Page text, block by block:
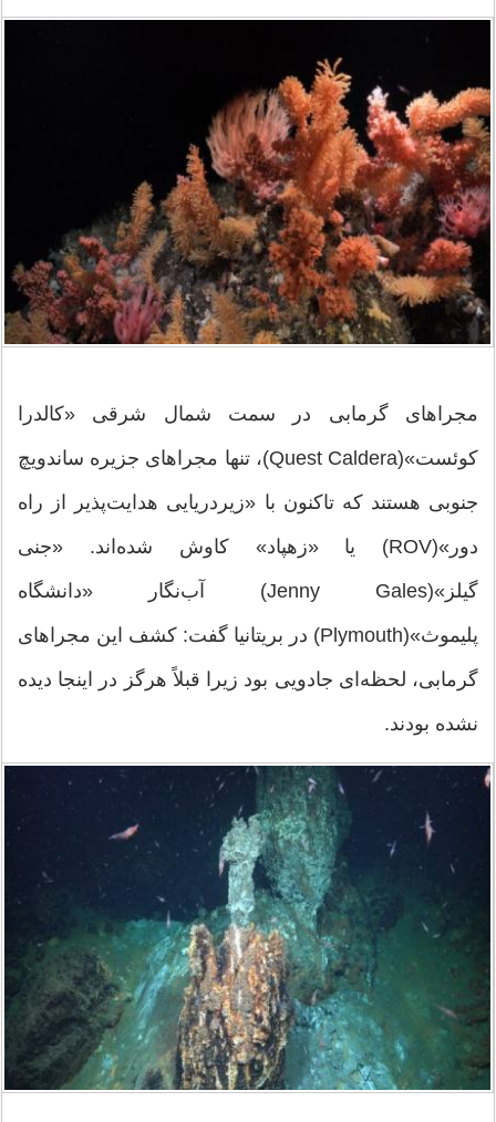
مجراهای گرمابی در سمت شمال شرقی «کالدرا
کوئست»(Quest Caldera)، تنها مجراهای جزیره ساندویچ
جنوبی هستند که تاکنون با «زیردریایی هدایت‌پذیر از راه
دور»(ROV) یا «زهپاد» کاوش شده‌اند. «جنی
گیلز»(Jenny Gales) آب‌نگار «دانشگاه
پلیموث»(Plymouth) در بریتانیا گفت: کشف این مجراهای
گرمابی، لحظه‌ای جادویی بود زیرا قبلاً هرگز در اینجا دیده
نشده بودند.